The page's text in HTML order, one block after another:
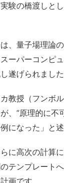
験の橋渡しと
、量子場理論
ーパーコンピ
遂げられました
教授（フンボ
、“原理的に不
になった」と述
に高次の計算
テンプレート